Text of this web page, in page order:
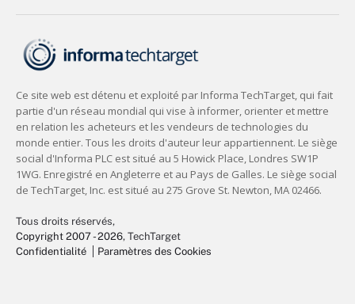
Tous droits réservés,
Copyright 2007 - 2026, TechTarget
Confidentialité
Paramètres des Cookies